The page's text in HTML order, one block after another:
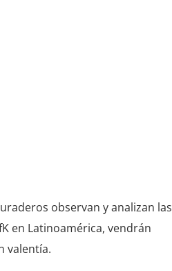
observan y analizan las
en Latinoamérica, vendrán
valentía.